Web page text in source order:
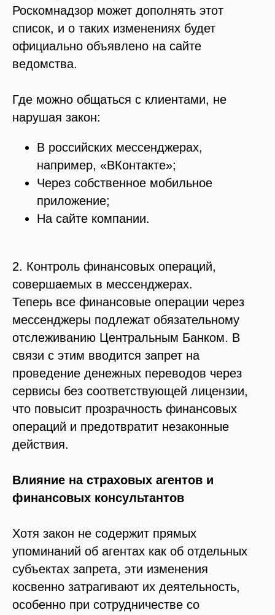
Роскомнадзор может дополнять этот
список, и о таких изменениях будет
официально объявлено на сайте
ведомства.
Где можно общаться с клиентами, не
нарушая закон:
В российских мессенджерах,
например, «ВКонтакте»;
Через собственное мобильное
приложение;
На сайте компании.
2. Контроль финансовых операций,
совершаемых в мессенджерах.
Теперь все финансовые операции через
мессенджеры подлежат обязательному
отслеживанию Центральным Банком. В
связи с этим вводится запрет на
проведение денежных переводов через
сервисы без соответствующей лицензии,
что повысит прозрачность финансовых
операций и предотвратит незаконные
действия.
Влияние на страховых агентов и
финансовых консультантов
Хотя закон не содержит прямых
упоминаний об агентах как об отдельных
субъектах запрета, эти изменения
косвенно затрагивают их деятельность,
особенно при сотрудничестве со